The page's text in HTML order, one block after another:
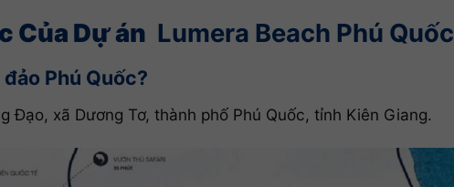
Của Dự án Lumera Beach Phú Quốc
Phú Quốc?
xã Dương Tơ, thành phố Phú Quốc, tỉnh Kiên Giang.